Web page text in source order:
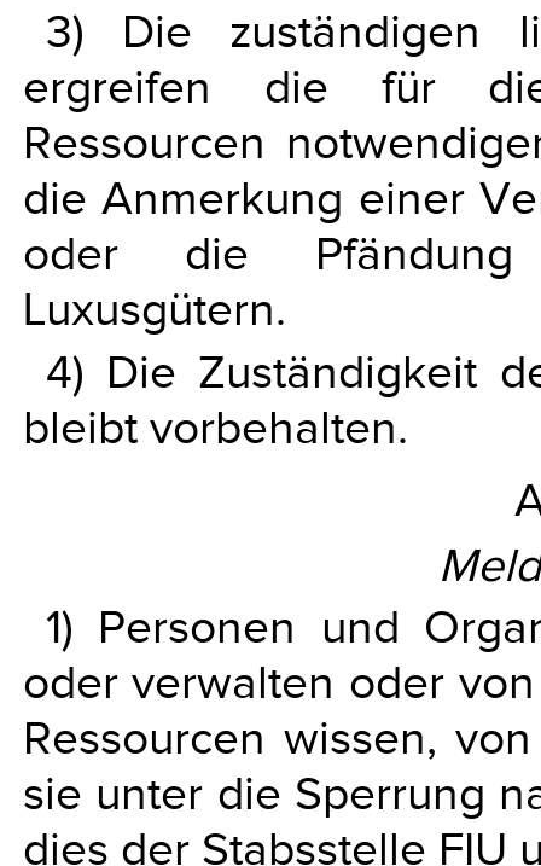
3) Die zuständigen
ergreifen die für die
Ressourcen
die Anmerkung einer
oder die
Luxusgütern.
4) Die Zuständigkeit
bleibt vorbehalten.
1) Personen und
oder verwalten oder
Ressourcen wissen,
sie unter die Sperrung
dies der Stabsstelle FIU